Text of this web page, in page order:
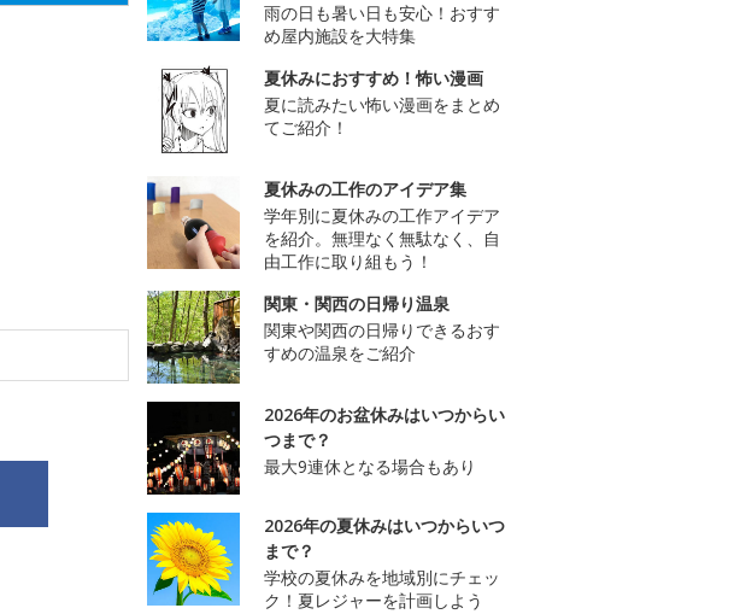
雨の日も暑い日も安心！おすす
め屋内施設を大特集
夏休みにおすすめ！怖い漫画
夏に読みたい怖い漫画をまとめ
てご紹介！
夏休みの工作のアイデア集
学年別に夏休みの工作アイデア
を紹介。無理なく無駄なく、自
由工作に取り組もう！
関東・関西の日帰り温泉
関東や関西の日帰りできるおす
すめの温泉をご紹介
2026年のお盆休みはいつからい
つまで？
最大9連休となる場合もあり
2026年の夏休みはいつからいつ
まで？
学校の夏休みを地域別にチェッ
ク！夏レジャーを計画しよう